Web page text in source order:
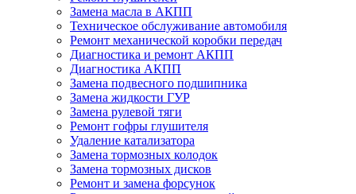
Замена масла в АКПП
Техническое обслуживание автомобиля
Ремонт механической коробки передач
Диагностика и ремонт АКПП
Диагностика АКПП
Замена подвесного подшипника
Замена жидкости ГУР
Замена рулевой тяги
Ремонт гофры глушителя
Удаление катализатора
Замена тормозных колодок
Замена тормозных дисков
Ремонт и замена форсунок